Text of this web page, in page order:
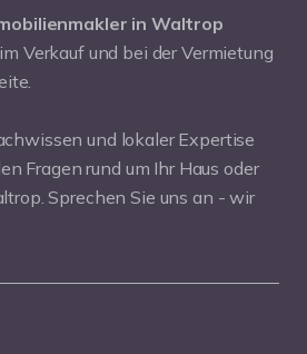
in Waltrop
Verkauf und bei der Vermietung
und lokaler Expertise
Fragen rund um Ihr Haus oder
Sprechen Sie uns an - wir